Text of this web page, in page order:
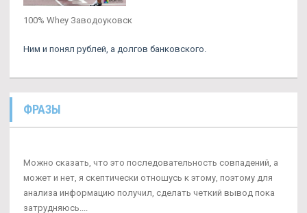
100% Whey Заводоуковск
Ним и понял рублей, а долгов банковского.
ФРАЗЫ
Можно сказать, что это последовательность совпадений, а
может и нет, я скептически отношусь к этому, поэтому для
анализа информацию получил, сделать четкий вывод пока
затрудняюсь....